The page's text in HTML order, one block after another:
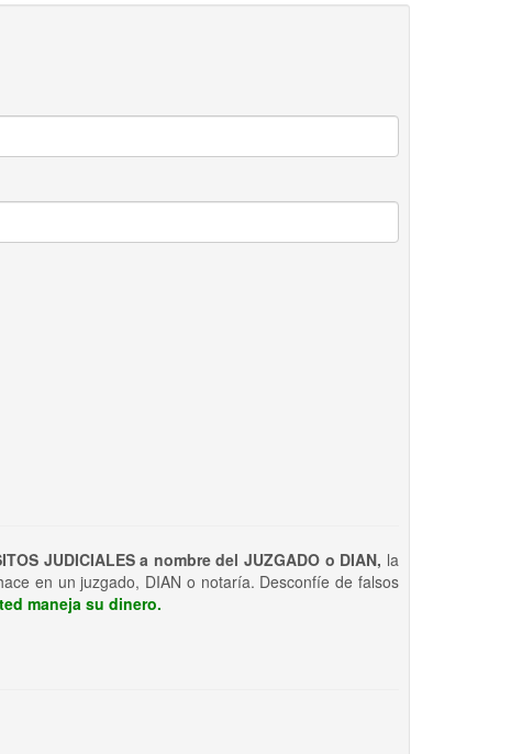
JUDICIALES a nombre del JUZGADO o DIAN, la
en un juzgado, DIAN o notaría. Desconfíe de falsos
maneja su dinero.